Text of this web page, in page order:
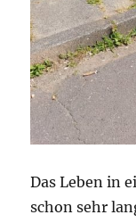
Das Leben in
schon sehr